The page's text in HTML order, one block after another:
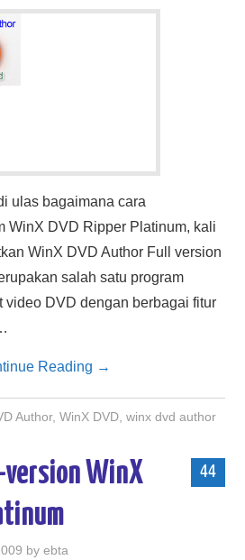
ulas bagaimana cara
WinX DVD Ripper Platinum, kali
WinX DVD Author Full version
salah satu program
video DVD dengan berbagai fitur
Reading →
Author, WinX DVD, winx dvd author
44
version WinX
byebta